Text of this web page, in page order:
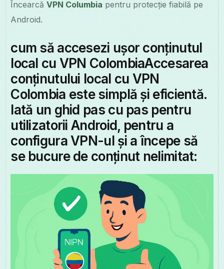
ÎncearcăVPN Columbia pentru protecție fiabilă pe
Android.
cum să accesezi ușor conținutul
local cu VPN ColombiaAccesarea
conținutului local cu VPN
Colombia este simplă și eficientă.
Iată un ghid pas cu pas pentru
utilizatorii Android, pentru a
configura VPN-ul și a începe să
se bucure de conținut nelimitat: